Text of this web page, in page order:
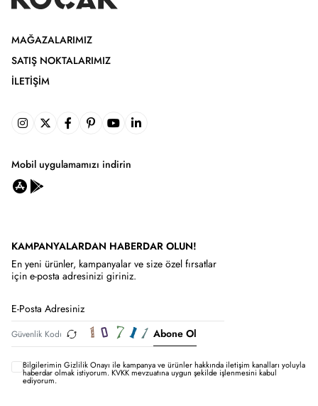
MAĞAZALARIMIZ
SATIŞ NOKTALARIMIZ
İLETIŞIM
Mobil uygulamamızı indirin
KAMPANYALARDAN HABERDAR OLUN!
En yeni ürünler, kampanyalar ve size özel fırsatlar
için e-posta adresinizi giriniz.
Abone Ol
Bilgilerimin Gizlilik Onayı ile kampanya ve ürünler hakkında iletişim kanalları yoluyla
haberdar olmak istiyorum.KVKK mevzuatına uygun şekilde işlenmesini kabul
ediyorum.